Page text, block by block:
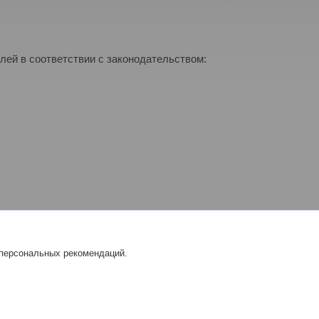
в соответствии с законодательством:
рекомендаций.